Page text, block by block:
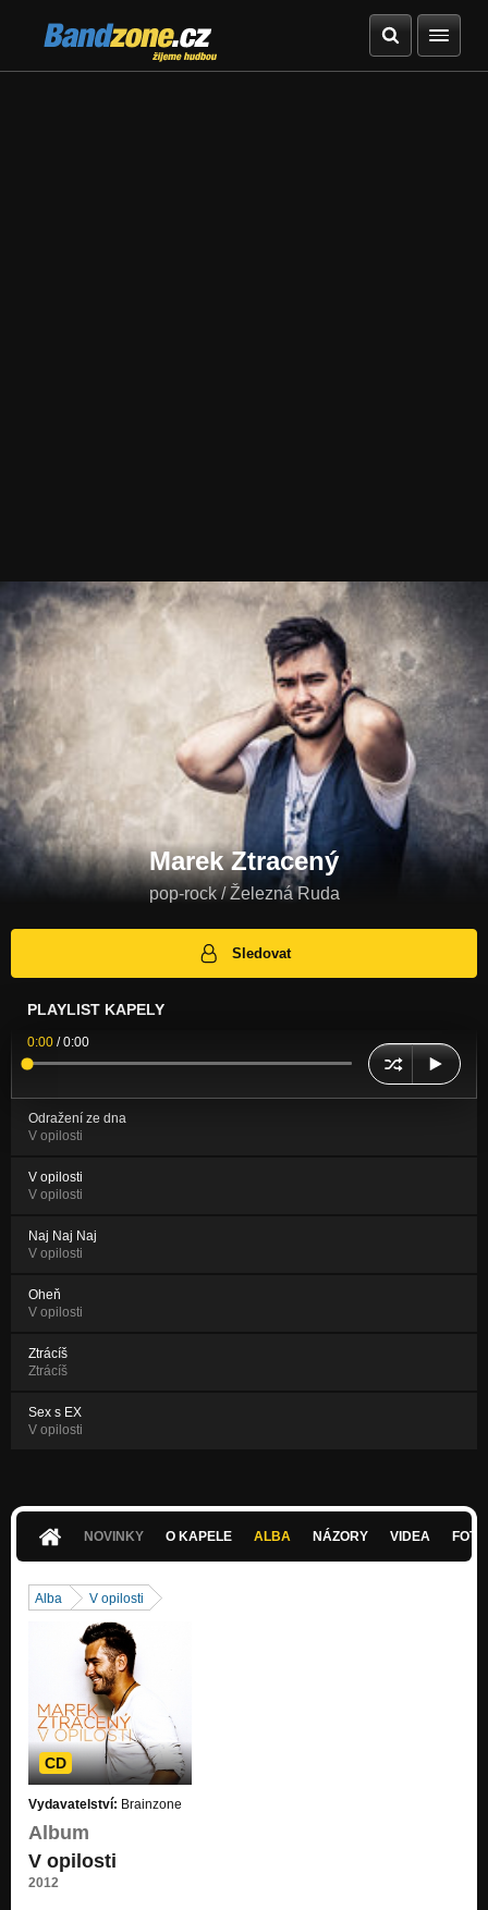
Bandzone.cz
žijeme hudbou
Marek Ztracený
pop-rock / Železná Ruda
Sledovat
PLAYLIST KAPELY
0:00 /0:00
Odražení ze dna
V opilosti
V opilosti
V opilosti
Naj Naj Naj
V opilosti
Oheň
V opilosti
Ztrácíš
Ztrácíš
Sex s EX
V opilosti
NOVINKY O KAPELE ALBA NÁZORY VIDEA
Alba V opilosti
CD
Vydavatelství: Brainzone
Album
V opilosti
2012